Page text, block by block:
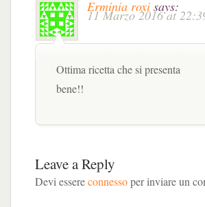
Erminia roxi says:
11 Marzo 2016 at
Ottima ricetta che si presenta
bene!!
Leave a Reply
Devi essereconnessoper inviare un